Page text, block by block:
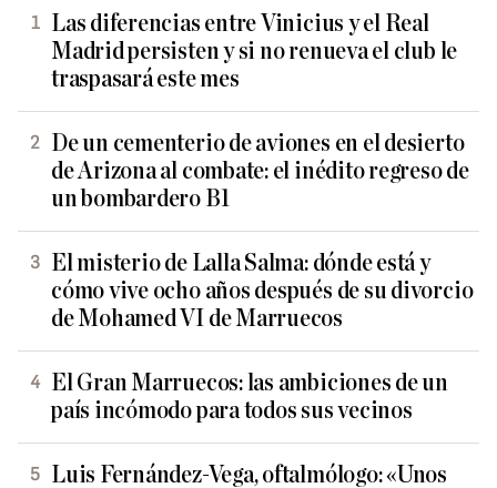
Las diferencias entre Vinicius y el Real
Madrid persisten y si no renueva el club le
traspasará este mes
De un cementerio de aviones en el desierto
de Arizona al combate: el inédito regreso de
un bombardero B1
El misterio de Lalla Salma: dónde está y
cómo vive ocho años después de su divorcio
de Mohamed VI de Marruecos
El Gran Marruecos: las ambiciones de un
país incómodo para todos sus vecinos
Luis Fernández-Vega, oftalmólogo: «Unos